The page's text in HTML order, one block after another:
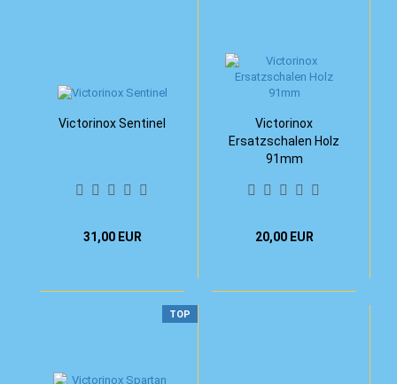
Victorinox Sentinel
31,00 EUR
Victorinox
Ersatzschalen Holz
91mm
20,00 EUR
TOP